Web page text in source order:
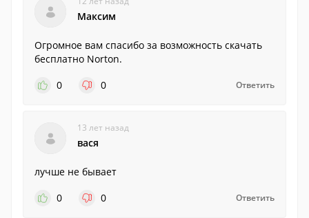
Максим
Огромное вам спасибо за возможность скачать
бесплатно Norton.
0
0 Ответить
13 лет назад
вася
лучше не бывает
0
0 Ответить